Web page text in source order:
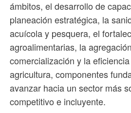
ámbitos, el desarrollo de
planeación estratégica, la
acuícola y pesquera, el
agroalimentarias, la
comercialización y la
agricultura, componentes
avanzar hacia un sector más
competitivo e incluyente.